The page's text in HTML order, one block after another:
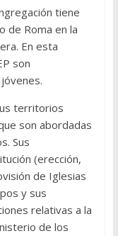
tiene
de Roma en la
En esta
son
territorios
son abordadas
Sus
(erección,
de Iglesias
y sus
relativas a la
de los